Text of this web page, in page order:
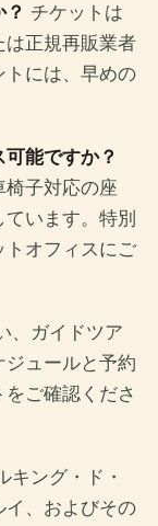
チケットは
は正規再販業者
トには、早めの
能ですか？
子対応の座
います。特別
トオフィスにご
、ガイドツア
ュールと予約
ご確認くださ
キング・ド・
イ、およびその